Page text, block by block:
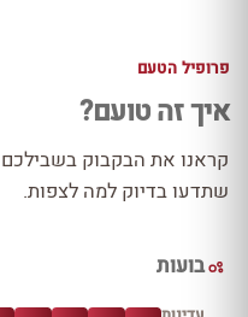
פרופיל הטעם
איך זה טועם?
קראנו את הבקבוק
שתדעו בדיוק למה לצפות.
בועות